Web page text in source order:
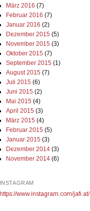
März 2016 (7)
Februar 2016 (7)
Januar 2016 (2)
Dezember 2015 (5)
November 2015 (3)
Oktober 2015 (7)
September 2015 (1)
August 2015 (7)
Juli 2015 (6)
Juni 2015 (2)
Mai 2015 (4)
April 2015 (3)
März 2015 (4)
Februar 2015 (5)
Januar 2015 (3)
Dezember 2014(3)
November 2014(6)
INSTAGRAM
https://www.instagram.com/jafi.at/